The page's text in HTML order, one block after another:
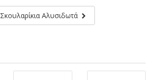
Σκουλαρίκια Αλυσιδωτά